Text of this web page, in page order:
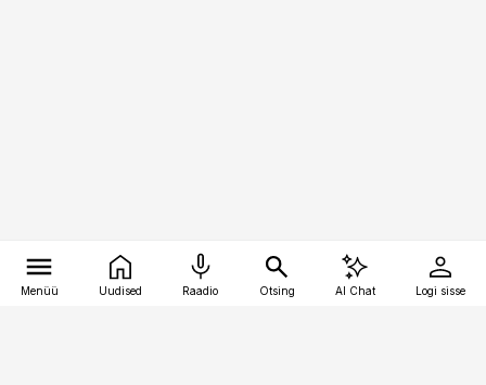
Menüü Uudised Raadio Otsing AI Chat Logi sisse